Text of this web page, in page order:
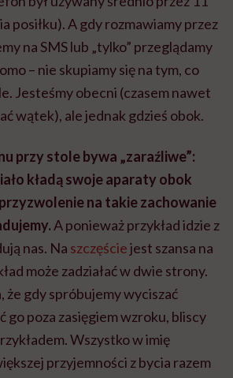
posiłku). A gdy rozmawiamy przez
na SMS lub „tylko” przeglądamy
– nie skupiamy się na tym, co
Jesteśmy obecni (czasem nawet
wątek), ale jednak gdzieś obok.
przy stole bywa „zaraźliwe”:
kładą swoje aparaty obok
na takie zachowanie
A ponieważ przykład idzie z
nas. Na szczęściejest szansa na
może zadziałać w dwie strony.
że gdy spróbujemy wyciszać
go poza zasięgiem wzroku, bliscy
Wszystko w imię
przyjemności z bycia razem